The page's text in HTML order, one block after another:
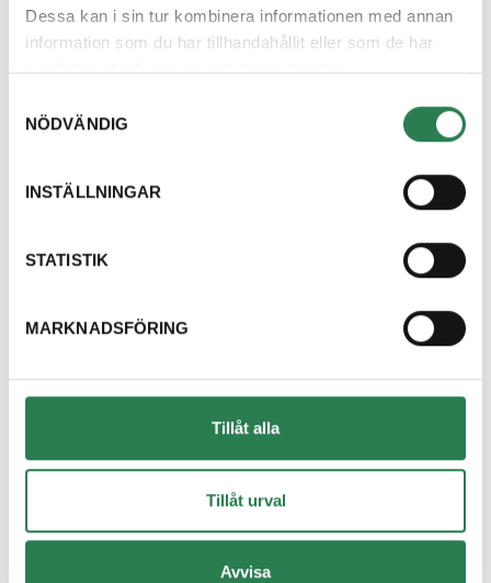
Dessa kan i sin tur kombinera informationen med annan
information som du har tillhandahållit eller som de har
samlat in när du har använt deras tjänster.
NÖDVÄNDIG
INSTÄLLNINGAR
STATISTIK
MARKNADSFÖRING
Tillåt alla
Tillåt urval
Avvisa
Vad har ni för tömningsfrekvens på slam?
Varför måste jag tömma min slambrunn
Varför ser det ut som min slambrunn inte är tömd
fast ni säger att ni varit här?
Hur bokar jag en slamtömning?
Alla frågor och svar